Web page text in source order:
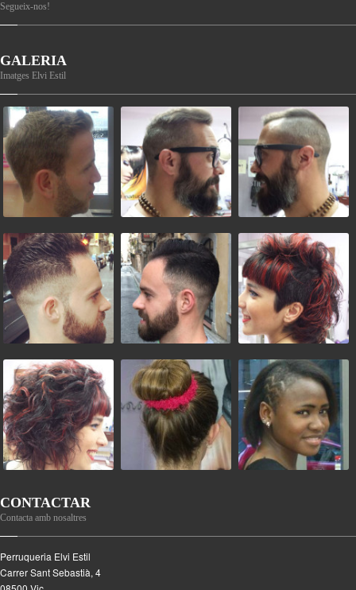
Segueix-nos!
GALERIA
Imatges Elvi Estil
CONTACTAR
Contacta amb nosaltres
Perruqueria Elvi Estil
Carrer Sant Sebastià, 4